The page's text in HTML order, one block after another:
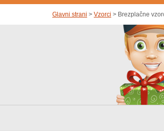
Glavni strani > Vzorci > Brezplačne